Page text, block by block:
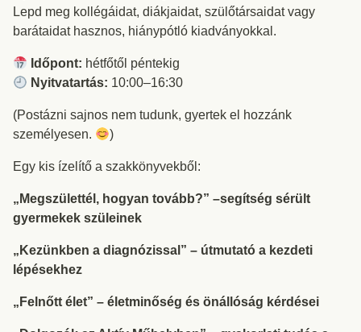
Lepd meg kollégáidat, diákjaidat, szülőtársaidat vagy
barátaidat hasznos, hiánypótló kiadványokkal.
Időpont: hétfőtől péntekig
Nyitvatartás: 10:00–16:30
(Postázni sajnos nem tudunk, gyertek el hozzánk
személyesen.
)
Egy kis ízelítő a szakkönyvekből:
„Megszülettél, hogyan tovább?” –segítség sérült
gyermekek szüleinek
„Kezünkben a diagnózissal” – útmutató a kezdeti
lépésekhez
„Felnőtt élet” – életminőség és önállóság kérdései